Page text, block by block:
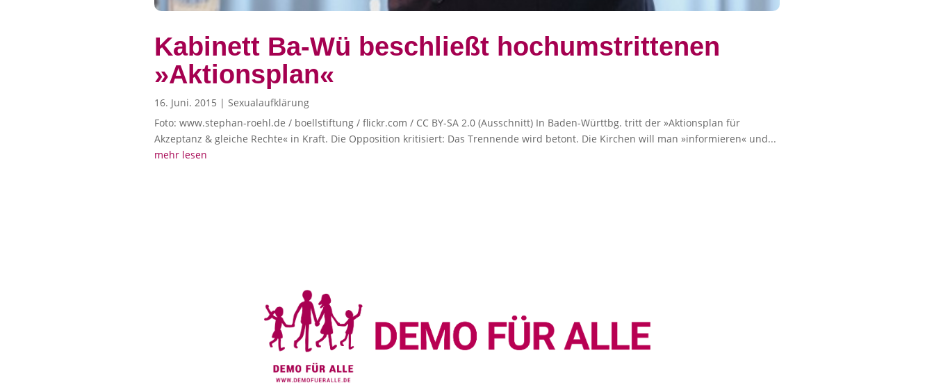
Kabinett Ba-Wü beschließt hochumstrittenen
»Aktionsplan«
16. Juni. 2015 | Sexualaufklärung
Foto: www.stephan-roehl.de / boellstiftung / flickr.com / CC BY-SA 2.0 (Ausschnitt) In Baden-Württbg. tritt der »Aktionsplan für
Akzeptanz & gleiche Rechte« in Kraft. Die Opposition kritisiert: Das Trennende wird betont. Die Kirchen will man »informieren« und...
mehr lesen